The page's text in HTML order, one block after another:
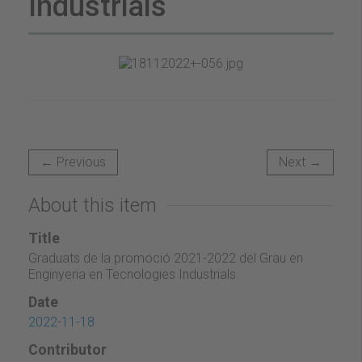
← Previous Next →
About this item
Title
Graduats de la promoció 2021-2022 del Grau en
Enginyeria en Tecnologies Industrials
Date
2022-11-18
Contributor